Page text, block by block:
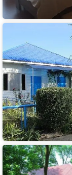
База
Солнышко
База
отдыха
Московская